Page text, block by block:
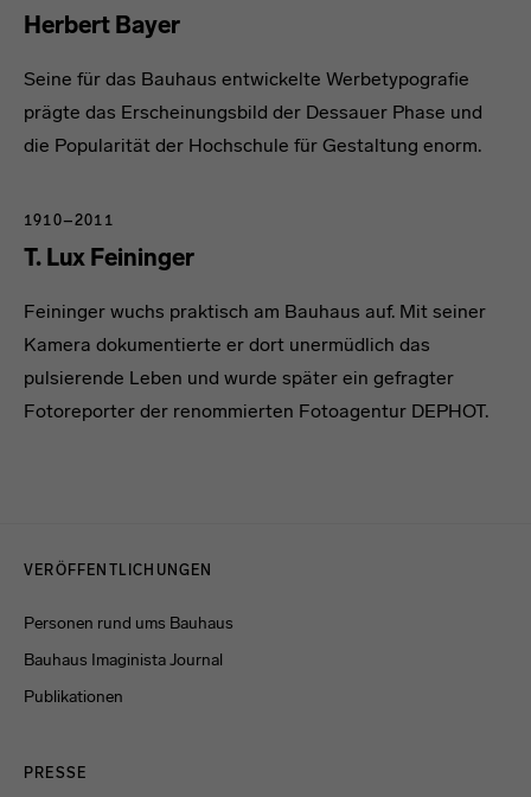
Herbert Bayer
Seine für das Bauhaus entwickelte Werbetypografie
prägte das Erscheinungsbild der Dessauer Phase und
die Popularität der Hochschule für Gestaltung enorm.
T. Lux Feininger
1910–2011
Feininger wuchs praktisch am Bauhaus auf. Mit seiner
Kamera dokumentierte er dort unermüdlich das
pulsierende Leben und wurde später ein gefragter
Fotoreporter der renommierten Fotoagentur DEPHOT.
VERÖFFENTLICHUNGEN
Personen rund ums Bauhaus
Bauhaus Imaginista Journal
Publikationen
PRESSE